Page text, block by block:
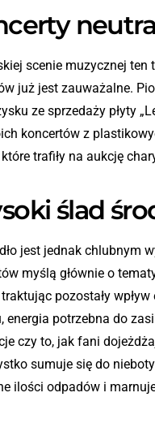
scenie muzycznej ten
już jest zauważalne.
ze sprzedaży płyty
koncertów z
trafiły na aukcję
ślad
jest jednak chlubnym
myślą głównie o
pozostały
energia potrzebna do
czy to, jak fani
sumuje się do
ilości odpadów i